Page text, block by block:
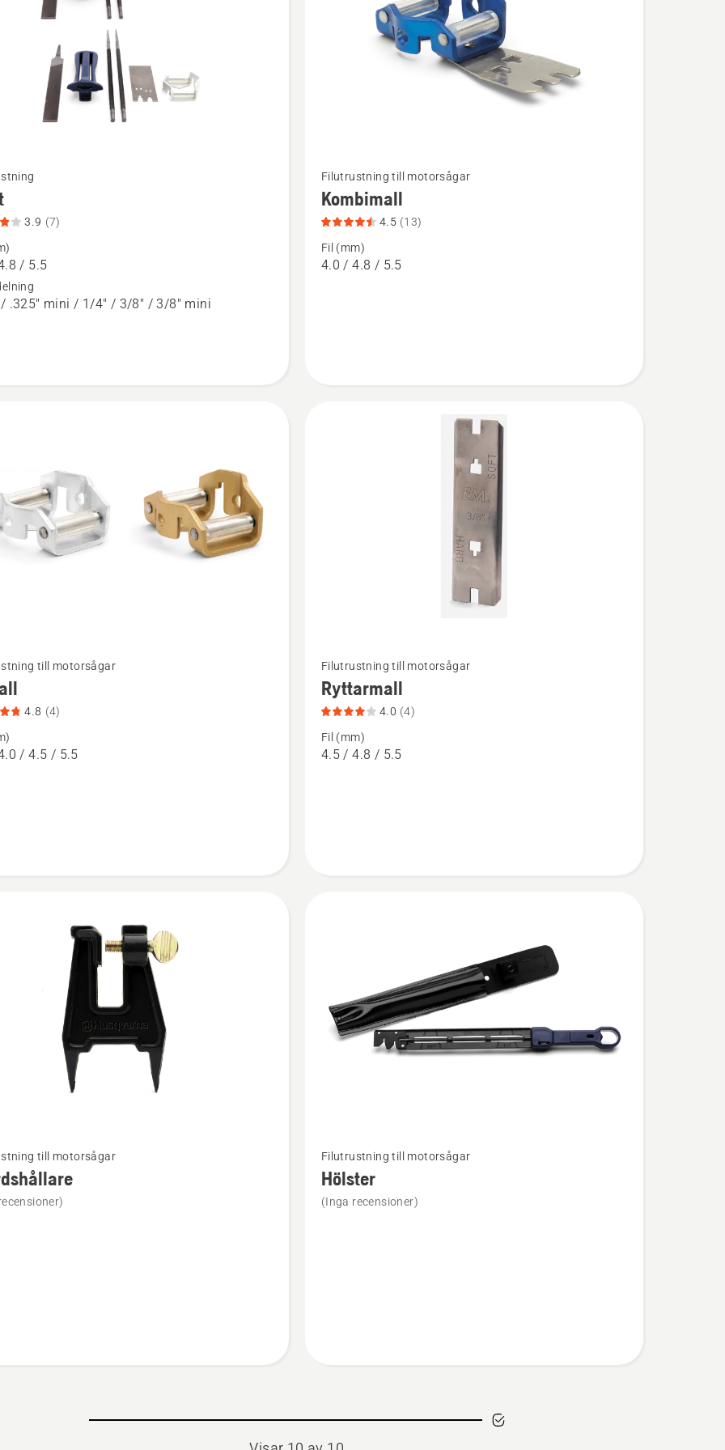
3.9 (7)
/ 5.5
.325" mini / 1/4" / 3/8" / 3/8" mini
mer
information
om
Kombimall,
Filutrustning till motorsågar
Kombimall
4.5 (13)
Fil (mm)
4.0 / 4.8 / 5.5
till motorsågar
4.8 (4)
/ 4.5 / 5.5
mer
information
Ryttarmall,
Filutrustning till motorsågar
Ryttarmall
4.0 (4)
Fil (mm)
4.5 / 4.8 / 5.5
till motorsågar
mer
information
om
Filutrustning till motorsågar
Hölster
(Inga recensioner)